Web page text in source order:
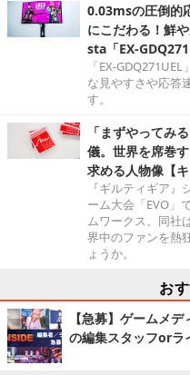
0.03msの圧倒的
にこだわる！鮮
sta「EX-
「EX-
な見やすさや応答
す。
「まずやってみ
儀。世界を席巻
求める人物像【
『ギルティギア
ーム大会「EVO」
ムワークス。同社
界中のファンを熱
ょうか。
お
【急募】ゲームメ
の編集スタッフorラ